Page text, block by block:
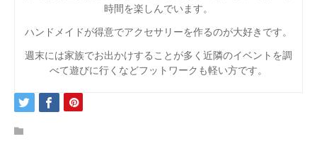
時間を楽しんでいます。
ハンドメイドが得意でアクセサリーを作るのが大好きです。
週末には家族でお出かけすることが多く近隣のイベントを調
べて遊びに行くなどフットワークも軽い方です。